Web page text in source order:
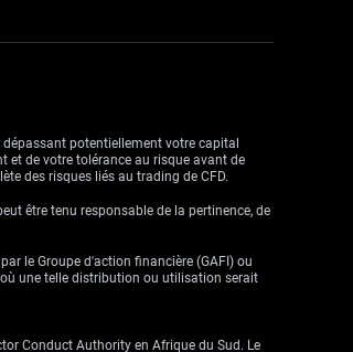
dépassant potentiellement votre capital
et de votre tolérance au risque avant de
des risques liés au trading de CFD.
être tenu responsable de la pertinence, de
le Groupe d'action financière (GAFI) ou
une telle distribution ou utilisation serait
Conduct Authority en Afrique du Sud. Le